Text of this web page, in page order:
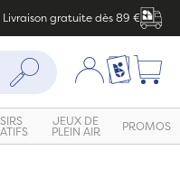
Livraison gratuite dès 89 €
Rechercher Mon compte
Ma liste
JEUX DE
PLEIN AIR PROMOS